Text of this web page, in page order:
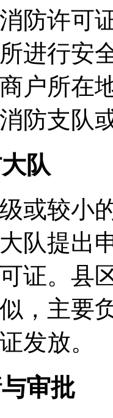
防许可
进行安
户所在
防支队
队
或较小
队提出
证。县
，主要
发放。
审批